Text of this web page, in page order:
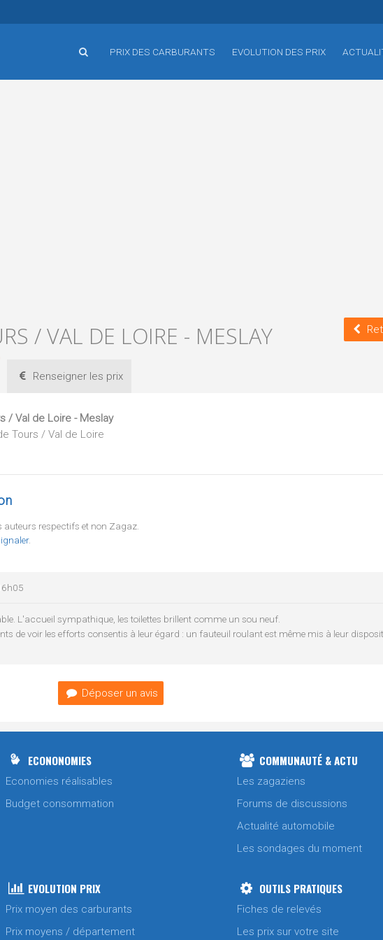
PRIX DES CARBURANTS EVOLUTION DES PRIX
/ VAL DE LOIRE - MESLAY
Renseigner les prix
/ Val de Loire - Meslay
Tours / Val de Loire
auteurs respectifs et non Zagaz.
.
L'accueil sympathique, les toilettes brillent comme un sou neuf.
de voir les efforts consentis à leur égard : un fauteuil roulant est même mis à leur
Déposer un avis
ECONONOMIES
Economies réalisables
Budget consommation
COMMUNAUTÉ & ACTU
Les zagaziens
Forums de discussions
Actualité automobile
Les sondages du moment
EVOLUTION PRIX
Prix moyen des carburants
Prix moyens / département
OUTILS PRATIQUES
Fiches de relevés
Les prix sur votre site